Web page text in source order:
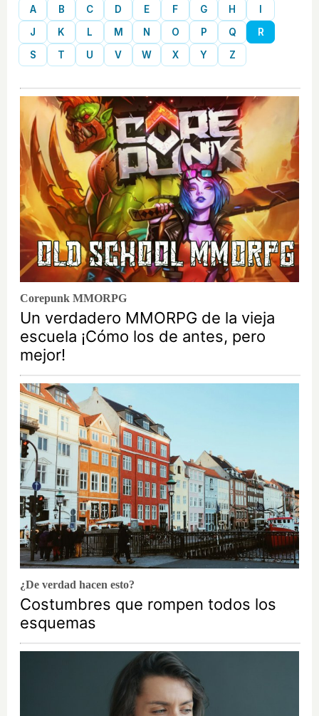
A B C D E F G H
J
K L M N O P Q
R
S
T U V W X Y Z
Corepunk MMORPG
Un verdadero MMORPG de la vieja
escuela ¡Cómo los de antes, pero
mejor!
¿De verdad hacen esto?
Costumbres que rompen todos los
esquemas